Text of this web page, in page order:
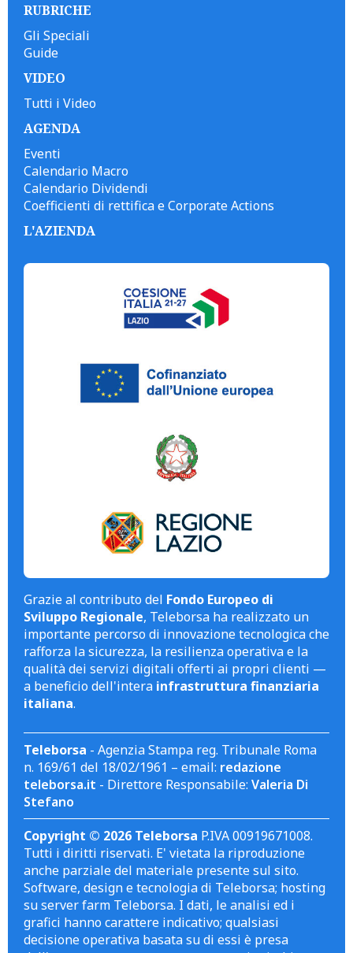
RUBRICHE
Gli Speciali
Guide
VIDEO
Tutti i Video
AGENDA
Eventi
Calendario Macro
Calendario Dividendi
Coefficienti di rettifica e Corporate Actions
L'AZIENDA
Grazie al contributo del Fondo Europeo di
Sviluppo Regionale, Teleborsa ha realizzato un
importante percorso di innovazione tecnologica che
rafforza la sicurezza, la resilienza operativa e la
qualità dei servizi digitali offerti ai propri clienti —
a beneficio dell'intera infrastruttura finanziaria
italiana.
Teleborsa - Agenzia Stampa reg. Tribunale Roma
n. 169/61 del 18/02/1961 – email: redazione
teleborsa.it - Direttore Responsabile: Valeria Di
Stefano
Copyright © 2026 Teleborsa P.IVA 00919671008.
Tutti i diritti riservati. E' vietata la riproduzione
anche parziale del materiale presente sul sito.
Software, design e tecnologia di Teleborsa; hosting
su server farm Teleborsa. I dati, le analisi ed i
grafici hanno carattere indicativo; qualsiasi
decisione operativa basata su di essi è presa